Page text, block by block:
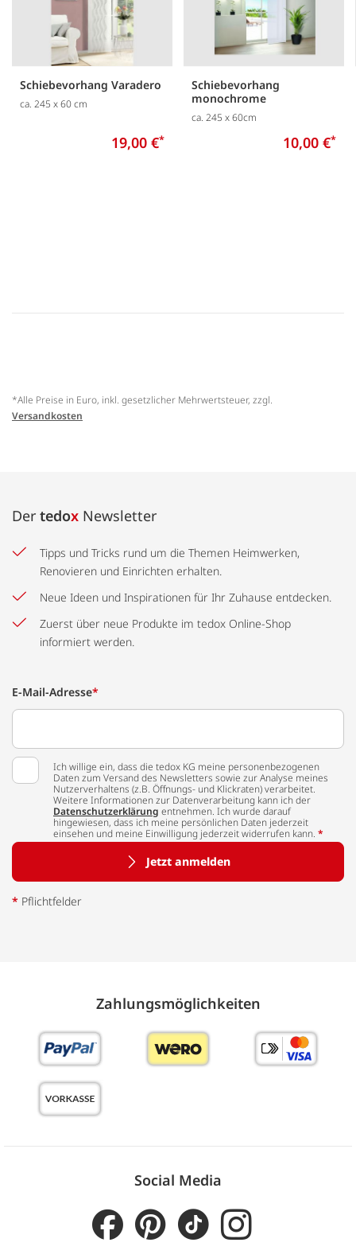
Schiebevorhang Varadero
ca. 245 x 60 cm
19,00 €*
Schiebevorhang
monochrome
ca. 245 x 60cm
10,00 €*
*Alle Preise in Euro, inkl. gesetzlicher Mehrwertsteuer, zzgl.
Versandkosten
Der tedox Newsletter
Tipps und Tricks rund um die Themen Heimwerken,
Renovieren und Einrichten erhalten.
Neue Ideen und Inspirationen für Ihr Zuhause entdecken.
Zuerst über neue Produkte im tedox Online-Shop
informiert werden.
E-Mail-Adresse*
Ich willige ein, dass die tedox KG meine personenbezogenen
Daten zum Versand des Newsletters sowie zur Analyse meines
Nutzerverhaltens (z.B. Öffnungs- und Klickraten) verarbeitet.
Weitere Informationen zur Datenverarbeitung kann ich der
Datenschutzerklärung entnehmen. Ich wurde darauf
hingewiesen, dass ich meine persönlichen Daten jederzeit
einsehen und meine Einwilligung jederzeit widerrufen kann. *
Jetzt anmelden
* Pflichtfelder
Zahlungs­möglich­keiten
Social Media